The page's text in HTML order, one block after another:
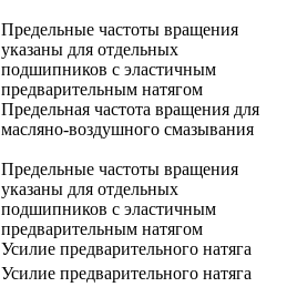
Предельные частоты вращения
указаны для отдельных
подшипников с эластичным
предварительным натягом
Предельная частота вращения для
масляно-воздушного смазывания
Предельные частоты вращения
указаны для отдельных
подшипников с эластичным
предварительным натягом
Усилие предварительного натяга
Усилие предварительного натяга